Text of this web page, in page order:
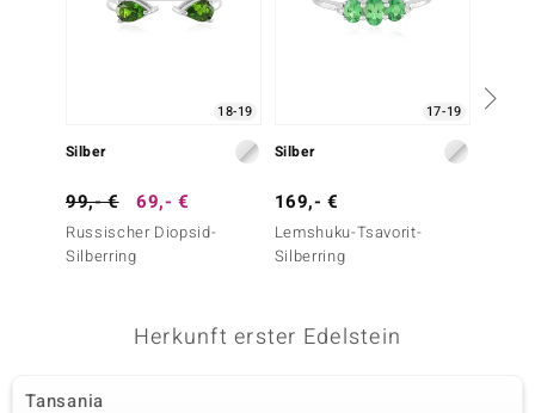
18-19
Silber
99,- € 69,- €
Russischer Diopsid-
Silberring
17-19
Silber
169,- €
Lemshuku-Tsavorit-
Silberring
Herkunft erster Edelstein
Tansania